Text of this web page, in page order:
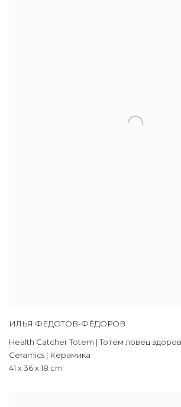
ИЛЬЯ ФЕДОТОВ-ФЁДОРОВ
Health Catcher Totem | Тотем ловец
Ceramics | Керамика
41 х 36 х 18 cm